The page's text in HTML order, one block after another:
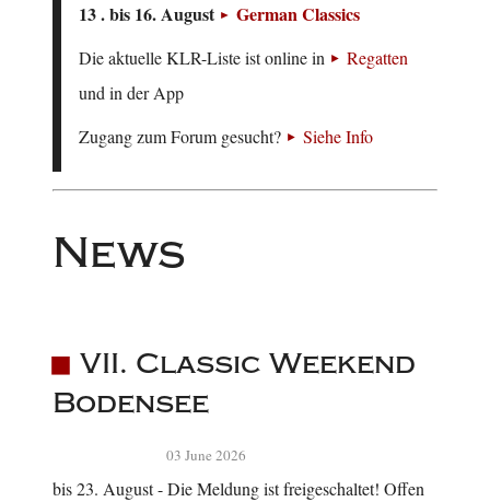
13 . bis 16. August German Classics
Die aktuelle KLR-Liste ist online in
Regatten
und in der App
Zugang zum Forum gesucht?
Siehe Info
News
VII. Classic Weekend
Bodensee
03 June 2026
bis 23. August - Die Meldung ist freigeschaltet! Offen